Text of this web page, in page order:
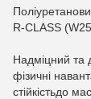
R-CLASS
Надміцний та
фізичні
стійкістьдо